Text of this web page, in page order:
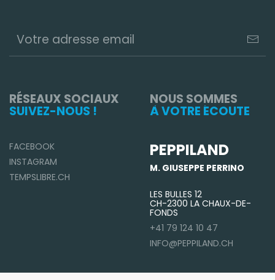
RÉSEAUX SOCIAUX
SUIVEZ-NOUS !
FACEBOOK
INSTAGRAM
TEMPSLIBRE.CH
NOUS SOMMES
À VOTRE ÉCOUTE
PEPPILAND
M. GIUSEPPE PERRINO
LES BULLES 12
CH-2300 LA CHAUX-DE-
FONDS
+41 79 124 10 47
INFO@PEPPILAND.CH